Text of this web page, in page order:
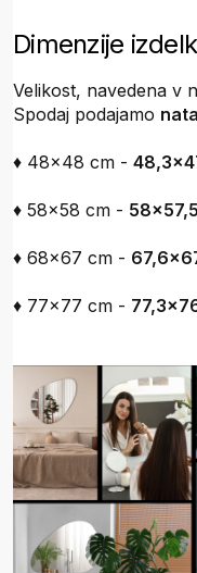
Dimenzije
Velikost, navedena v
Spodaj podajamo
♦ 48x48 cm -
♦ 58x58 cm -
♦ 68x67 cm -
♦ 77x77 cm -